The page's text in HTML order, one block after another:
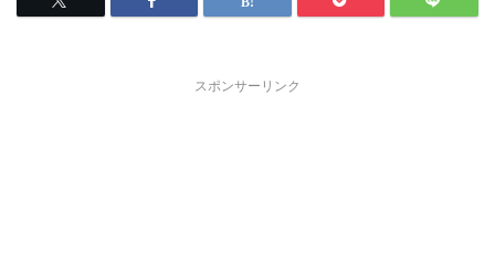
スポンサーリンク